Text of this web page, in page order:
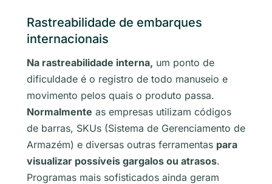
Rastreabilidade de embarques
internacionais
Na rastreabilidade interna, um ponto de
dificuldade é o registro de todo manuseio e
movimento pelos quais o produto passa.
Normalmente as empresas utilizam códigos
de barras, SKUs (Sistema de Gerenciamento de
Armazém) e diversas outras ferramentas para
visualizar possíveis gargalos ou atrasos.
Programas mais sofisticados ainda geram